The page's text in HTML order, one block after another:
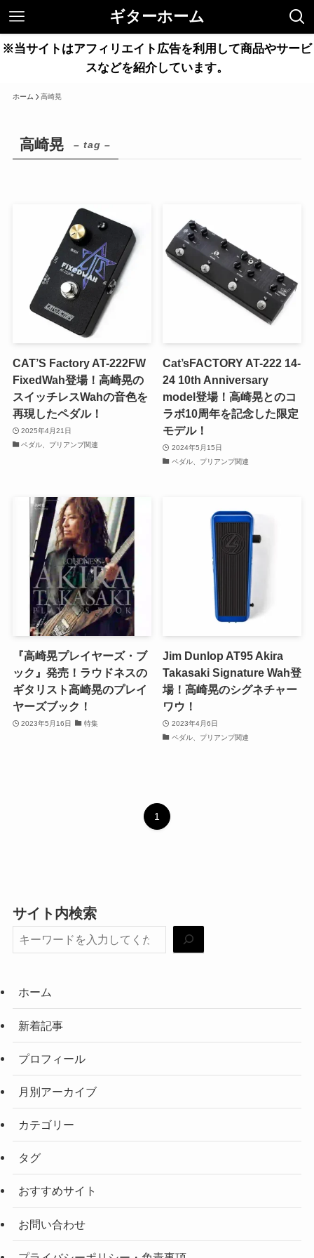
ギターホーム
※当サイトはアフィリエイト広告を利用して商品やサービ
スなどを紹介しています。
ホーム 高崎晃
高崎晃 – tag –
CAT’S Factory AT-222FW
FixedWah登場！高崎晃の
スイッチレスWahの音色を
再現したペダル！
2025年4月21日
ペダル、プリアンプ関連
Cat’sFACTORY AT-222 14-
24 10th Anniversary
model登場！高崎晃とのコ
ラボ10周年を記念した限定
モデル！
2024年5月15日
ペダル、プリアンプ関連
『高崎晃プレイヤーズ・ブ
ック』発売！ラウドネスの
ギタリスト高崎晃のプレイ
ヤーズブック！
2023年5月16日 特集
Jim Dunlop AT95 Akira
Takasaki Signature Wah登
場！高崎晃のシグネチャー
ワウ！
2023年4月6日
ペダル、プリアンプ関連
1
サイト内検索
ホーム
新着記事
プロフィール
月別アーカイブ
カテゴリー
タグ
おすすめサイト
お問い合わせ